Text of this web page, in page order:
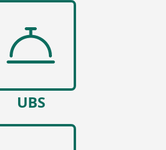
UBS